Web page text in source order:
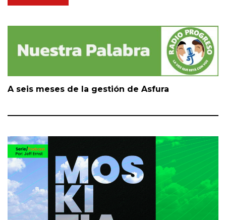
A seis meses de la gestión de Asfura